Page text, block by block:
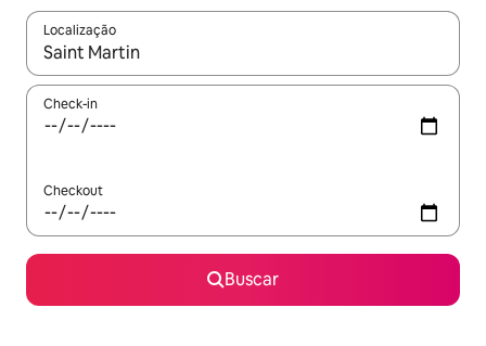
Localização
Quando os resultados estiverem disponíveis, explore-os
Check-in
Checkout
Buscar